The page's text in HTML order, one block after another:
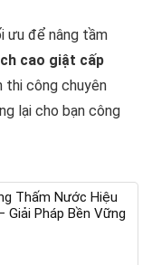
ưu để nâng tầm
cao giật cấp
thi công chuyên
lại cho bạn công
Thấm Nước Hiệu
Giải Pháp Bền Vững